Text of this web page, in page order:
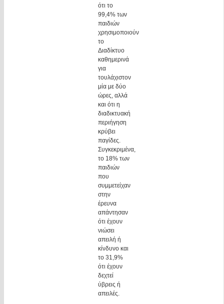
ότι το
99,4% των
παιδιών
χρησιμοποιούν
το
Διαδίκτυο
καθημερινά
για
τουλάχιστον
μία με δύο
ώρες, αλλά
και ότι η
διαδικτυακή
περιήγηση
κρύβει
παγίδες.
Συγκεκριμένα,
το 18% των
παιδιών
που
συμμετείχαν
στην
έρευνα
απάντησαν
ότι έχουν
νιώσει
απειλή ή
κίνδυνο και
το 31,9%
ότι έχουν
δεχτεί
ύβρεις ή
απειλές.